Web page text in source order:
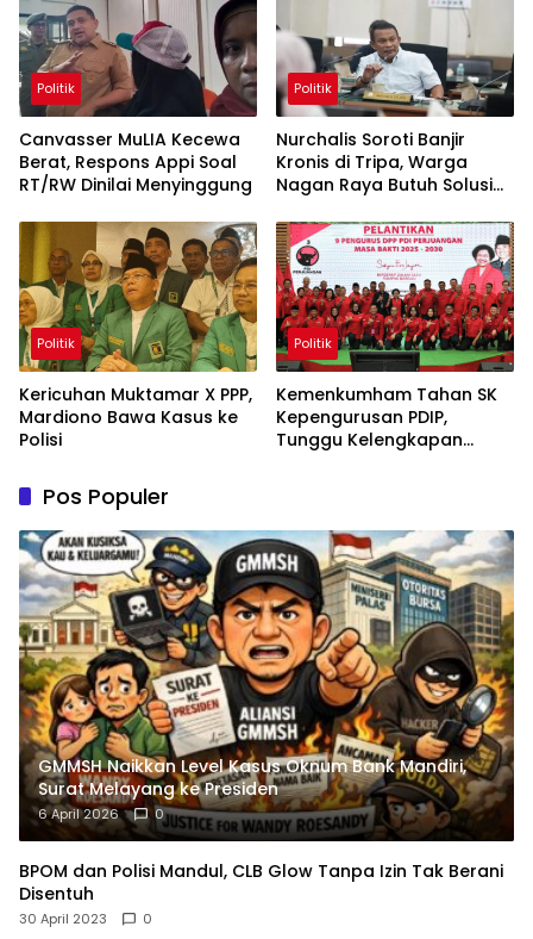
Politik
Canvasser MuLIA Kecewa
Berat, Respons Appi Soal
RT/RW Dinilai Menyinggung
Politik
Nurchalis Soroti Banjir
Kronis di Tripa, Warga
Nagan Raya Butuh Solusi
Politik
Kericuhan Muktamar X PPP,
Mardiono Bawa Kasus ke
Polisi
Politik
Kemenkumham Tahan SK
Kepengurusan PDIP,
Tunggu Kelengkapan
Pos Populer
GMMSH Naikkan Level Kasus Oknum Bank Mandiri,
Surat Melayang ke Presiden
6 April 2026 0
BPOM dan Polisi Mandul, CLB Glow Tanpa Izin Tak Berani
Disentuh
30 April 2023 0